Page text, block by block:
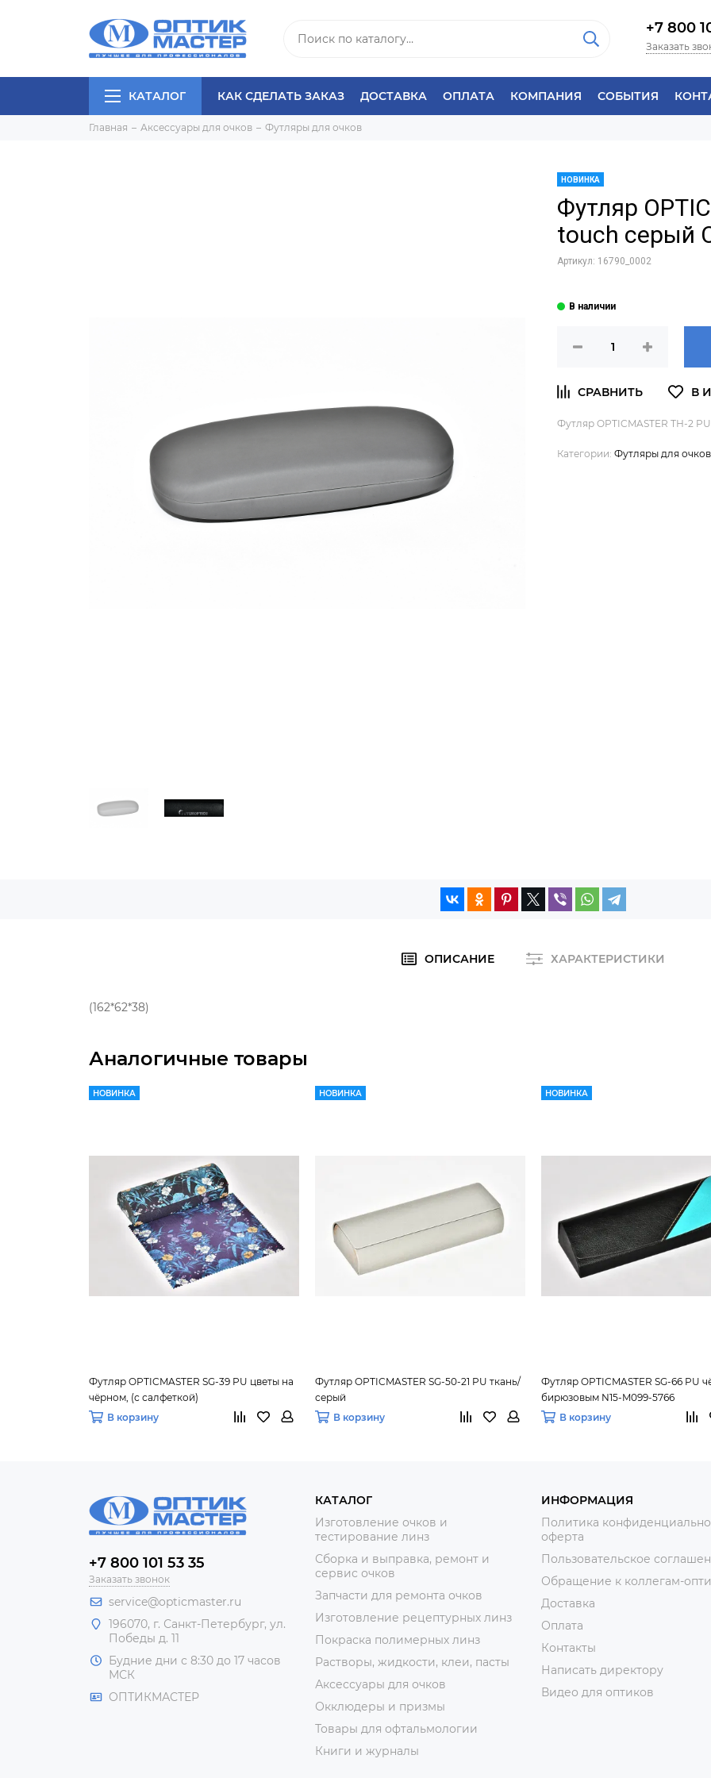
+7 800
Заказать
КАТАЛОГ КАК СДЕЛАТЬ ЗАКАЗ ДОСТАВКА ОПЛАТА КОМПАНИЯ СОБЫТИЯ
Главная Аксессуары для очков Футляры для очков
НОВИНКА
Футляр
touch серый
Артикул: 16790_0002
Футляр OPTICMASTER ТН-2
Категории: Футляры для очков
ОПИСАНИЕ ХАРАКТЕРИСТИКИ
(162*62*38)
Аналогичные товары
НОВИНКА
Футляр OPTICMASTER SG-39 PU цветы на
чёрном, (с салфеткой)
В корзину
НОВИНКА
Футляр OPTICMASTER SG-50-21 PU ткань/
серый
В корзину
НОВИНКА
Футляр OPTICMASTER SG-66 PU
бирюзовым N15-M099-5766
В корзину
+7 800 101 53 35
Заказать звонок
service@opticmaster.ru
196070, г. Санкт-Петербург, ул.
Победы д. 11
Будние дни с 8:30 до 17 часов
МСК
ОПТИКМАСТЕР
КАТАЛОГ
Изготовление очков и
тестирование линз
Сборка и выправка, ремонт и
сервис очков
Запчасти для ремонта очков
Изготовление рецептурных линз
Покраска полимерных линз
Растворы, жидкости, клеи, пасты
Аксессуары для очков
Окклюдеры и призмы
Товары для офтальмологии
Книги и журналы
ИНФОРМАЦИЯ
Политика
оферта
Пользовательское
Обращение к коллегам-
Доставка
Оплата
Контакты
Написать директору
Видео для оптиков